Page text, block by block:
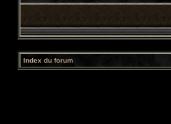
Index du forum